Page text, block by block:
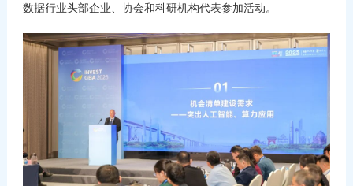
数据行业头部企业、协会和科研机构代表参加活动。